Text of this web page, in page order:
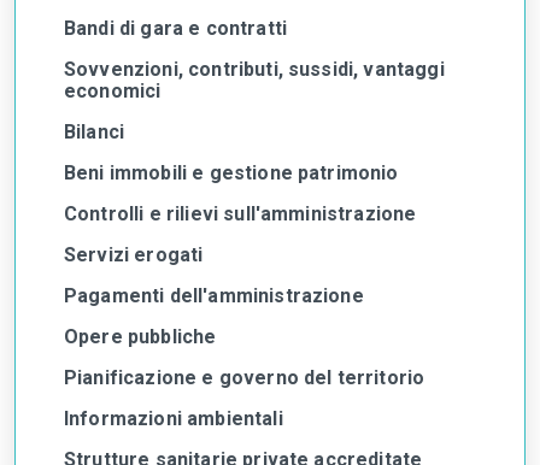
Bandi di gara e contratti
Sovvenzioni, contributi, sussidi, vantaggi
economici
Bilanci
Beni immobili e gestione patrimonio
Controlli e rilievi sull'amministrazione
Servizi erogati
Pagamenti dell'amministrazione
Opere pubbliche
Pianificazione e governo del territorio
Informazioni ambientali
Strutture sanitarie private accreditate